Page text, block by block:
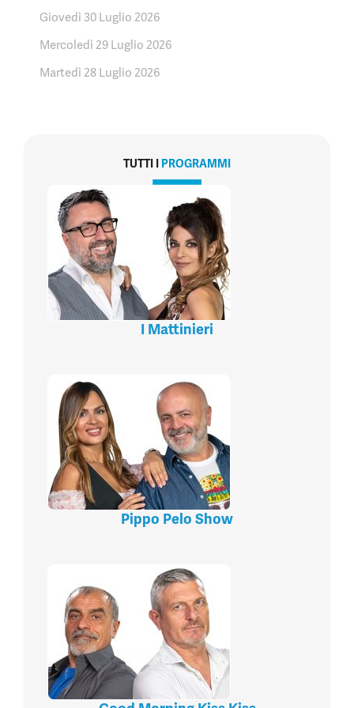
Giovedì 30 Luglio 2026
Mercoledì 29 Luglio 2026
Martedì 28 Luglio 2026
TUTTI I PROGRAMMI
I Mattinieri
Pippo Pelo Show